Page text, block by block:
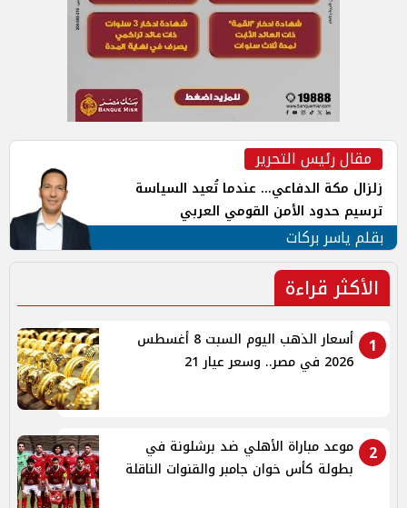
مقال رئيس التحرير
زلزال مكة الدفاعي... عندما تُعيد السياسة
ترسيم حدود الأمن القومي العربي
بقلم ياسر بركات
الأكثر قراءة
1
أسعار الذهب اليوم السبت 8 أغسطس
2026 في مصر.. وسعر عيار 21
2
موعد مباراة الأهلي ضد برشلونة في
بطولة كأس خوان جامبر والقنوات الناقلة